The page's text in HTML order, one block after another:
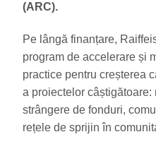
(ARC).
Pe lângă finanțare,
program de accelerare și
practice pentru creșterea
a proiectelor câștigătoare:
strângere de fonduri,
rețele de sprijin în